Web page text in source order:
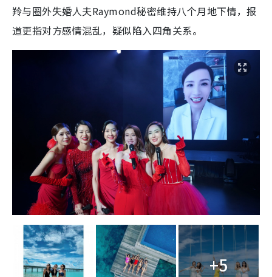
羚与圈外失婚人夫Raymond秘密维持八个月地下情，报
道更指对方感情混乱，疑似陷入四角关系。
+5